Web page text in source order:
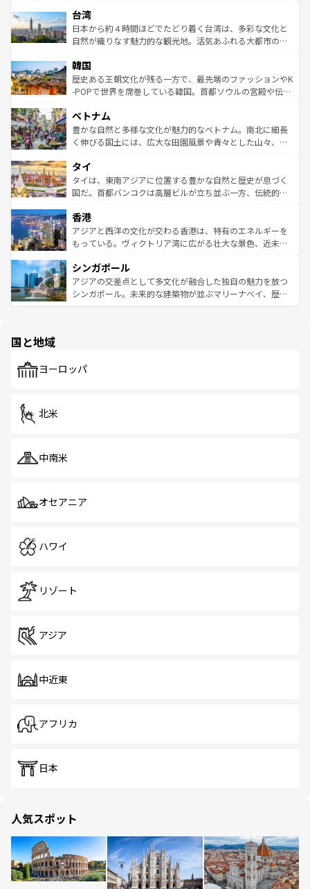
ならではの贅沢な旅のスタイルだ。 なお、新着のアメリカ
情報はコンテンツ一覧を参照してほしい。
れるおもてなしの心で訪れる人々を迎えてくれるハワイの
人々、おいしいローカルフードやハワイアンミュージッ
ク、伝統的なフラダンスなど、すべてがハワイの魅力を彩
ワイを、存分に味わってほしい。 なお、新着のハワイ情報
はコンテンツ一覧を参照してほしい。
リアリーフや大陸中央部にそびえるウルル（エアーズロッ
ク）、タスマニアの美しい原生林やケアンズの熱帯雨林な
ど、見どころがたくさん。また、カフェやワイン、オージ
いる。アクティビティも充実しており、サーフィンやダイ
ビング、ハイキングなど、アウトドア好きにはたまらな
い。オーストラリアの多彩な魅力を存分に味わいつくそ
参照してほしい。
台湾
日本から約４時間ほどでたどり着く台湾は、多彩な文化と
自然が織りなす魅力的な観光地。活気あふれる大都市の台
ン）、静ひつな山岳地帯である台湾東部など、都市の喧騒
と山間の静けさが共存しており、訪れる人に新しい発見と
驚きをもたらしてくれる。また、奥深い台湾の食文化も魅
容にもいいと評判のスイーツなど、バラエティ豊かな料理
が味わえる。 なお、新着の台湾情報は コンテンツ一覧を参
照してほしい。
韓国
歴史ある王朝文化が残る一方で、最先端のファッションやK
-POPで世界を席巻している韓国。首都ソウルの宮殿や伝統
き、地方に足を延ばせば四季折々の自然美を楽しむことが
できる。そして、キムチや焼肉、絶品のストリートフード
まで、さまざまな韓国料理が待っている。夜には、韓国な
リティに包まれながら、韓国の多彩な魅力を心ゆくまで味
わってみてほしい。 なお、新着の韓国情報はコンテンツ一
覧を参照してほしい。
ベトナム
豊かな自然と多様な文化が魅力的なベトナム。南北に細長
く伸びる国土には、広大な田園風景や青々とした山々、世
急速な発展と共に伝統が息づく。ハノイの古い町並みやホ
ーチミン市のフランス統治時代の建物も、独特の雰囲気を
醸し出している。また、バラエティの豊かさとおいしさで
とつ。フォーやバインミー、ベトナムコーヒーなどは、ぜ
ひ現地で味わいたい。どの地域を訪れてもあたたかい人々
が旅行者を迎えてくれるので、きっと忘れられない旅にな
参照してほしい。
タイ
タイは、東南アジアに位置する豊かな自然と歴史が息づく
国だ。首都バンコクは高層ビルが立ち並ぶ一方、伝統的な
の活気が交差している。北部ではチェンマイなどの山岳地
帯で自然と触れ合い、南部ではプーケットやクラビの美し
いビーチでリゾート気分を楽しむことができる。タイ料理
激する。気候は一年中温暖で、どの季節にも異なる楽しみ
が待っている。親しみやすいタイの人々、仏教を中心とし
た文化、そして多様な観光資源が、訪れる旅人を魅了し続
香港
アジアと西洋の文化が交わる香港は、特有のエネルギーを
もっている。ヴィクトリア湾に広がる壮大な景色、近未来
み、どこを訪れても感動するはず。観光スポットが密集し
ており、効率よく見どころを回れるのも魅力。息をのむよ
うな絶景から文化的な体験まで、香港を存分に楽しみ尽く
シンガポール
アジアの交差点として多文化が融合した独自の魅力を放つ
シンガポール。未来的な建築物が並ぶマリーナベイ、歴史
で、ホーカーズは地元の風情を楽しめる外せないスポット
国と地域
ヨーロッパ
北米
中南米
オセアニア
ハワイ
リゾート
アジア
中近東
アフリカ
日本
人気スポット